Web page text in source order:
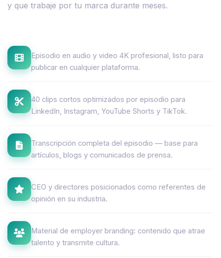
y que trabaje por tu marca durante meses.
Episodio en audio y video 4K profesional, listo para
publicar en cualquier plataforma.
40 clips cortos optimizados por episodio para
LinkedIn, Instagram, YouTube Shorts y TikTok.
Transcripción completa del episodio — base para
artículos, blogs y comunicados de prensa.
CEO y directores posicionados como referentes de
opinión en su industria.
Material de employer branding: contenido que atrae
talento y transmite cultura.